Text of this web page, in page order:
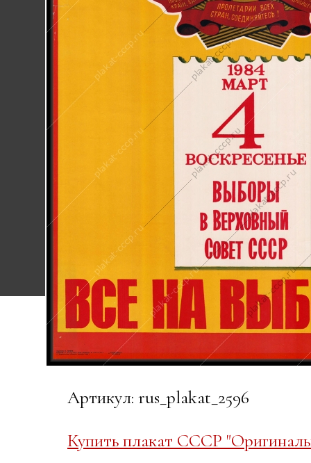
Артикул: rus_plakat_2596
Купить плакат СССР